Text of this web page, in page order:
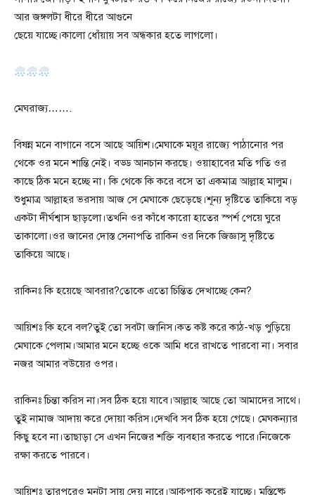
আর জঙ্গলটা ধীরে ধীরে আগুনে
ছেয়ে যাচ্ছে।কালো ধোঁয়ায় সব অন্ধকার হতে লাগলো।
মেঘরাজ্য…….
বিষন্ন মনে বাগানে বসে আছে আয়িশ।মেঘাকে ময়ূর রাজ্যে পাঠানোর পর
থেকে ওর মনে শান্তি নেই। বড্ড আনচান করছে। ওয়াহাবের মতি গতি ওর
কাছে ঠিক মনে হচ্ছে না। কি থেকে কি করে বসে তা একমাত্র আল্লাহ মালুম।
শুধুমাত্র আল্লাহর ভরসায় আজ সে মেঘাকে ছেড়েছে।শূন্য দৃষ্টিতে তাকিয়ে বড়
একটা দীর্ঘশ্বাস ছাড়লো।তখনি ওর কাঁধে কারো হাতের স্পর্শ পেয়ে ঘুরে
তাকালো।ওর জানের দোস্ত সেনাপতি রাকিন ওর দিকে জিজ্ঞাসু দৃষ্টিতে
তাকিয়ে আছে।
রাকিনঃ কি হয়েছে আবরার?তোকে এতো চিন্তিত দেখাচ্ছে কেন?
আয়িশঃ কি হবে বল?তুই তো সবটা জানিস।কত কষ্ট করে কাঠ-খড় পুড়িয়ে
মেঘাকে পেলাম।আমার মনে হচ্ছে ওকে আমি ধরে রাখতে পারবো না। সবার
নজর আমার বউয়ের ওপর।
রাকিনঃ চিন্তা করিস না।সব ঠিক হয়ে যাবে।আল্লাহ আছে তো আমাদের সাথে।
তুই নামাজ আদায় করে দোয়া করিস।দেখবি সব ঠিক হয়ে গেছে। মেঘকন্যার
কিছু হবে না।তাছাড়া সে এখন নিজের শক্তি ব্যবহার করতে পারে।নিজেকে
রক্ষা করতে পারবে।
আয়িশঃ তারপরেও মনটা সায় দেয় নারে।আকুপাকু করেই যাচ্ছে। মস্তিষ্কে